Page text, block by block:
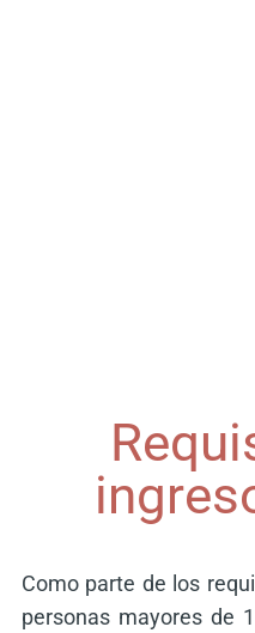
Como parte de los
personas mayores de